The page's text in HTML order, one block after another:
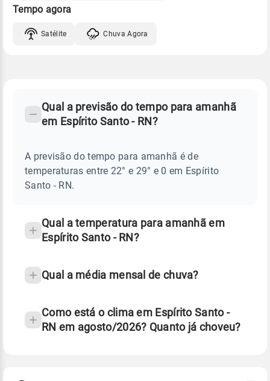
Tempo agora
Satélite Chuva Agora
ESPÍRITO
SANTO
Perguntas
sobre
chuva
Qual a previsão do tempo para amanhã
em Espírito Santo - RN?
A previsão do tempo para amanhã é de
temperaturas entre 22° e 29° e 0 em Espírito
Santo - RN.
Qual a temperatura para amanhã em
Espírito Santo - RN?
Qual a média mensal de chuva?
Como está o clima em Espírito Santo -
RN em agosto/2026? Quanto já choveu?